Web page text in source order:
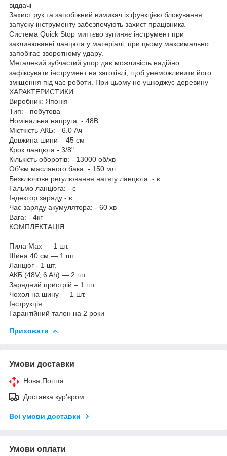
віддачі
Захист рук та запобіжний вимикач із функцією блокування
запуску інструменту забезпечують захист працівника
Система Quick Stop миттєво зупиняє інструмент при
заклинюванні ланцюга у матеріалі, при цьому максимально
запобігає зворотному удару.
Металевий зубчастий упор дає можливість надійно
зафіксувати інструмент на заготівлі, щоб унеможливити його
зміщення під час роботи. При цьому не ушкоджує деревину
ХАРАКТЕРИСТИКИ:
Виробник: Японія
Тип: - побутова
Номінальна напруга: - 48В
Місткість АКБ: - 6.0 Ач
Довжина шини – 45 см
Крок ланцюга - 3/8"
Кількість оборотів: - 13000 об/хв
Об'єм масляного бака: - 150 мл
Безключове регулювання натягу ланцюга: - є
Гальмо ланцюга: - є
Індектор заряду - є
Час заряду акумулятора: - 60 хв
Вага: - 4кг
КОМПЛЕКТАЦІЯ:
Пила Max — 1 шт.
Шина 40 см — 1 шт.
Ланцюг - 1 шт.
АКБ (48V, 6 Ah) — 2 шт.
Зарядний пристрій – 1 шт.
Чохол на шину — 1 шт.
Інструкція
Гарантійний талон на 2 роки
Приховати
Умови доставки
Нова Пошта
Доставка кур'єром
Всі умови доставки
Умови оплати